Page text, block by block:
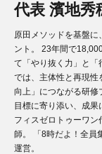
代表 濱地秀
原田メソッドを基盤に
ント。 23年間で
て「やり抜く力」と「
では、主体性と再現性
向上」につながる研修
目標に寄り添い、成
フィスゼロトゥーワ
師。 「8時だよ！全員
運営。